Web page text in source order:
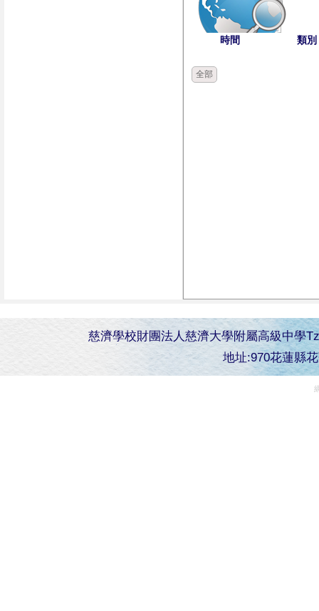
時間 類別
全部
慈濟學校財團法人慈濟大學附屬高級中學
地址:970花蓮縣